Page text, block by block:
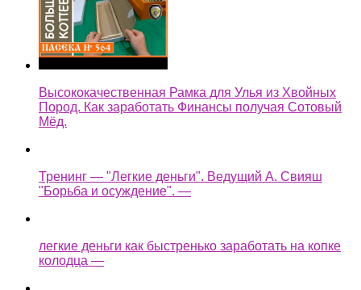
Высококачественная Рамка для Улья из Хвойных
Пород. Как заработать Финансы получая Сотовый
Мёд.
Тренинг — "Легкие деньги". Ведущий А. Свияш
"Борьба и осуждение". —
легкие деньги как быстренько заработать на копке
колодца —